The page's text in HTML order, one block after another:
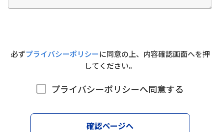
必ずプライバシーポリシーに同意の上、内容確認画面へを押
してください。
プライバシーポリシーへ同意する
確認ページへ